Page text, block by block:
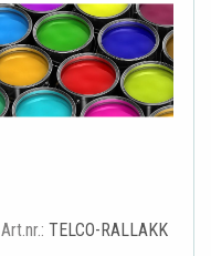
Art.nr.: TELCO-RALLAKK